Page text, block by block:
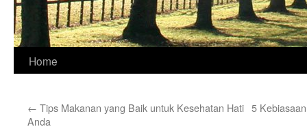
Home
← Tips Makanan yang Baik untuk Kesehatan Hati
Anda
5